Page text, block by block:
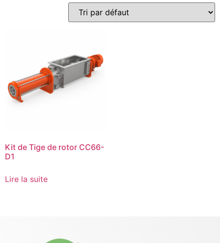
Kit de Tige de rotor CC66-
D1
Lire la suite